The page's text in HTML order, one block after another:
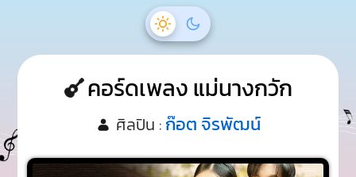
คอร์ดเพลง แม่นางกวัก
ศิลปิน : ก๊อต จิรพัฒน์